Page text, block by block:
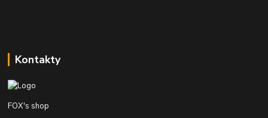
Kontakty
FOX's shop